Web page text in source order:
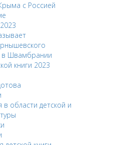
с Россией
в Швамбрании
книги 2023
области детской и